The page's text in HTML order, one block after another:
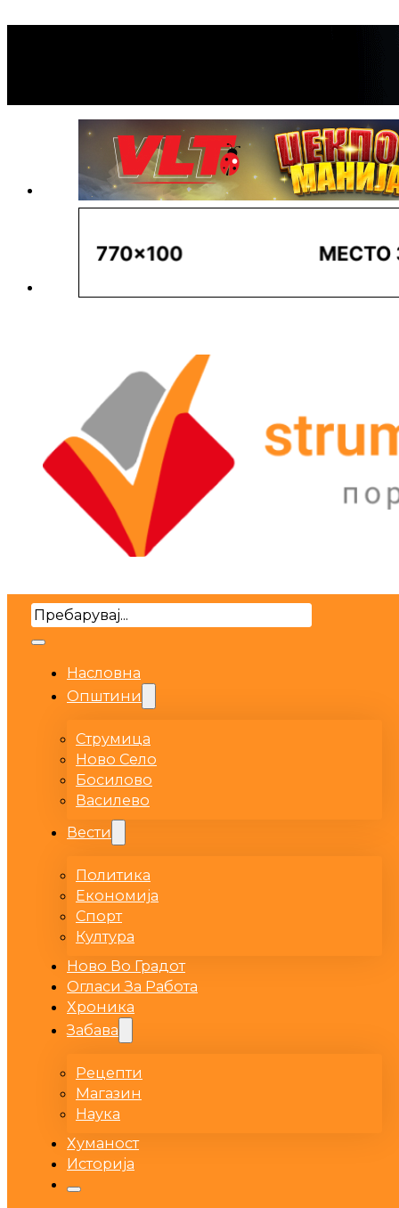
Search
Насловна
Општини
Струмица
Ново Село
Босилово
Василево
Вести
Политика
Економија
Спорт
Култура
Ново Во Градот
Огласи За Работа
Хроника
Забава
Рецепти
Магазин
Наука
Хуманост
Историја